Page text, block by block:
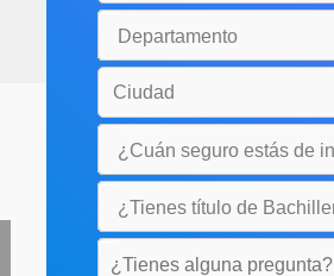
¿Tienes alguna pregunta?